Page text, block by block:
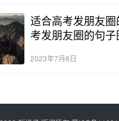
适合高考发朋友
考发朋友圈的句子
2023年7月6日